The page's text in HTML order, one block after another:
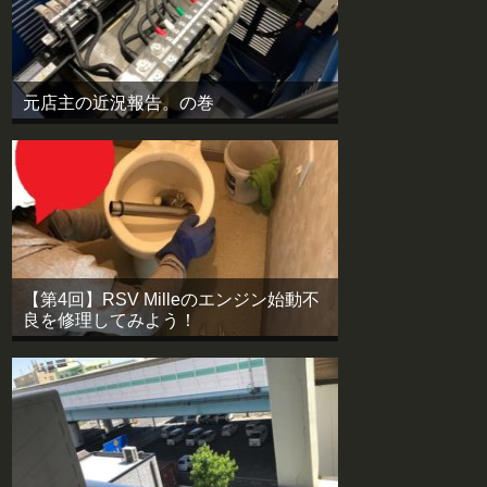
元店主の近況報告。の巻
【第4回】RSV Milleのエンジン始動不
良を修理してみよう！